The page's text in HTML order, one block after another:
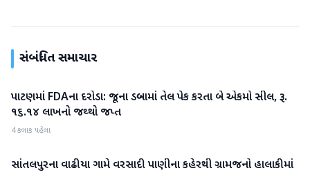
સંબંધિત સમાચાર
પાટણ
પાટણમાં FDAના દરોડા: જૂના ડબ્બામાં તેલ પેક કરતા બે એકમો સીલ, રૂ.
૧૬.૧૪ લાખનો જથ્થો જપ્ત
4 કલાક પહેલા
પાટણ
સાંતલપુરના વાઢીયા ગામે વરસાદી પાણીના કહેરથી ગ્રામજનો હાલાકીમાં